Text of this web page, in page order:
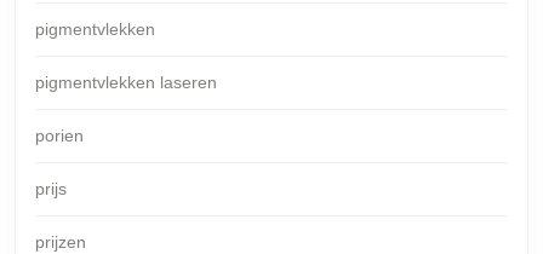
pigmentvlekken
pigmentvlekken laseren
porien
prijs
prijzen